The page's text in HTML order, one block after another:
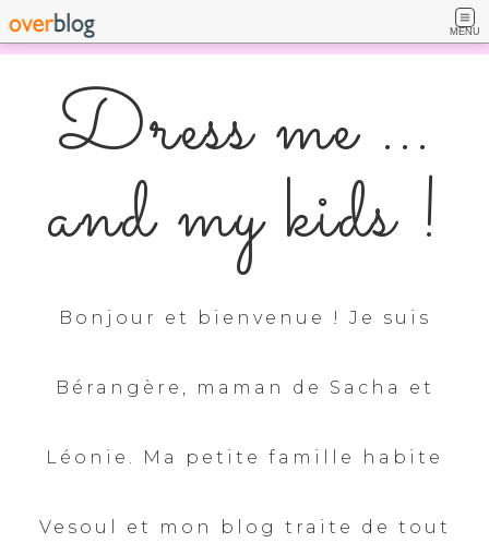
MENU
Dress me ...
and my kids !
Bonjour et bienvenue ! Je suis
Bérangère, maman de Sacha et
Léonie. Ma petite famille habite
Vesoul et mon blog traite de tout